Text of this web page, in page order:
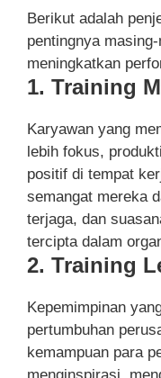
Berikut adalah
pentingnya
meningkatkan
1. Training
Karyawan yang
lebih fokus,
positif di tempat
semangat mereka
terjaga, dan
tercipta dalam
2. Training
Kepemimpinan
pertumbuhan
kemampuan para
menginspirasi,